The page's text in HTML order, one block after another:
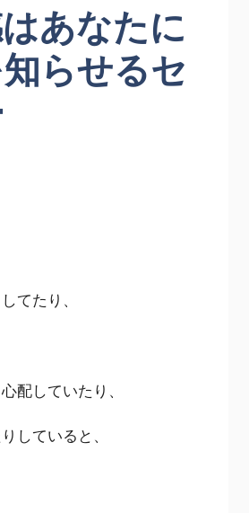
あなたに
らせるセ
てたり、
配していたり、
していると、